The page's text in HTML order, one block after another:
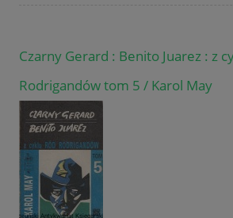
Czarny Gerard : Benito Juarez : z
Rodrigandów tom 5 / Karol May